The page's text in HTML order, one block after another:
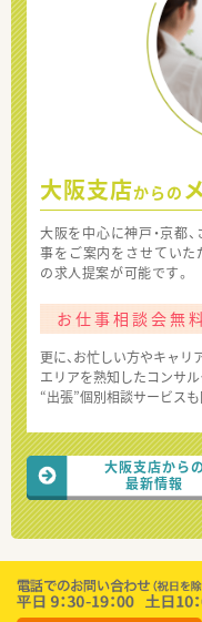
大阪支店からの
大阪を中心に神戸・京都
事をご案内をさせていた
の求人提案が可能です。
お仕事相談会無
更に、お忙しい方やキャ
エリアを熟知したコンサル
“出張”個別相談サービスも
大阪支店からの
最新情報